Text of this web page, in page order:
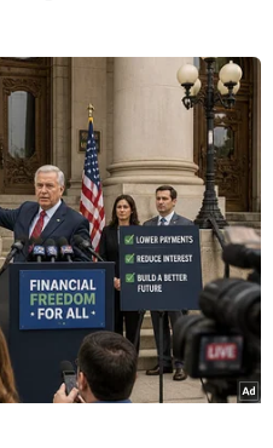
#Haiyang Shiyou-981
quyền kinh tế Lào